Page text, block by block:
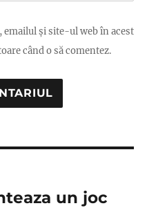
emailul și site-ul web în acest
când o să comentez.
un joc